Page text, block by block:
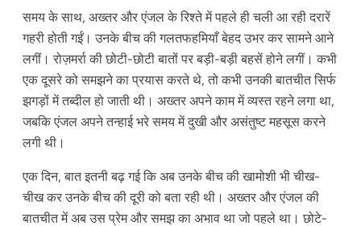
समय के साथ, अख्तर और एंजल के रिश्ते में पहले ही चली आ रही दरारें
गहरी होती गईं। उनके बीच की गलतफहमियाँ बेहद उभर कर सामने आने
लगीं। रोज़मर्रा की छोटी-छोटी बातों पर बड़ी-बड़ी बहसें होने लगीं। कभी
एक दूसरे को समझने का प्रयास करते थे, तो कभी उनकी बातचीत सिर्फ
झगड़ों में तब्दील हो जाती थी। अख्तर अपने काम में व्यस्त रहने लगा था,
जबकि एंजल अपने तन्हाई भरे समय में दुखी और असंतुष्ट महसूस करने
लगी थी।
एक दिन, बात इतनी बढ़ गई कि अब उनके बीच की खामोशी भी चीख-
चीख कर उनके बीच की दूरी को बता रही थी। अख्तर और एंजल की
बातचीत में अब उस प्रेम और समझ का अभाव था जो पहले था। छोटे-